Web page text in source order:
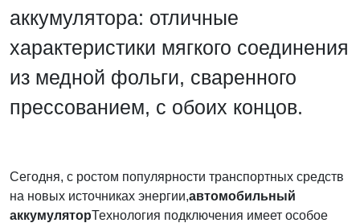
аккумулятора: отличные
характеристики мягкого соединения
из медной фольги, сваренного
прессованием, с обоих концов.
Сегодня, с ростом популярности транспортных средств
на новых источниках энергии,автомобильный
аккумуляторТехнология подключения имеет особое